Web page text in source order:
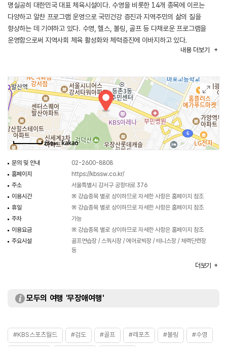
명실공히 대한민국 대표 체육시설이다. 수영을 비롯한 14개 종목에 이르는
다양하고 알찬 프로그램 운영으로 국민건강 증진과 지역주민의 삶의 질을
향상하는 데 기여하고 있다. 수영, 헬스, 볼링, 골프 등 다채로운 프로그램을
운영함으로써 지역사회 체육 활성화와 체력증진에 이바지하고 있다.
내용 더보기
250m
문의 및 안내
02-2600-8808
홈페이지
https://kbssw.co.kr/
주소
서울특별시 강서구 공항대로 376
이용시간
※ 강습종목 별로 상이하므로 자세한 사항은 홈페이지 참조
휴일
※ 강습종목 별로 상이하므로 자세한 사항은 홈페이지 참조
주차
가능
이용요금
※ 강습종목 별로 상이하므로 자세한 사항은 홈페이지 참조
주요시설
골프연습장 / 스쿼시장 / 에어로빅장 / 테니스장 / 체력단련장
등
더보기
모두의 여행 '무장애여행'
#KBS스포츠월드 #검도 #골프 #레포츠 #볼링 #수영